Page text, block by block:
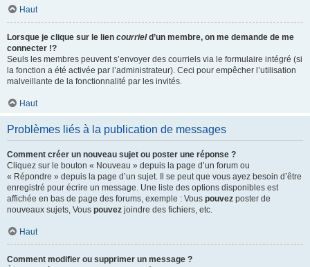
Haut
Lorsque je clique sur le lien courrield’un membre, on me demande de me
connecter !?
Seuls les membres peuvent s’envoyer des courriels via le formulaire intégré (si
la fonction a été activée par l’administrateur). Ceci pour empêcher l’utilisation
malveillante de la fonctionnalité par les invités.
Haut
Problèmes liés à la publication de messages
Comment créer un nouveau sujet ou poster une réponse ?
Cliquez sur le bouton « Nouveau » depuis la page d’un forum ou
« Répondre » depuis la page d’un sujet. Il se peut que vous ayez besoin d’être
enregistré pour écrire un message. Une liste des options disponibles est
affichée en bas de page des forums, exemple : Vous pouvez poster de
nouveaux sujets, Vous pouvez joindre des fichiers, etc.
Haut
Comment modifier ou supprimer un message ?